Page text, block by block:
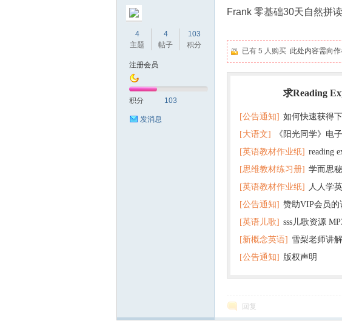
4
主题
4
帖子
103
积分
注册会员
积分 103
发消息
Frank 零基础30天自然拼
已有 5 人购买 此处内容需向
求Reading
[公告通知] 如何快速获得
[大语文]
《阳光同学》电
+英语
[英语教材作业纸] reading
+音频 百度云网盘下载
[思维教材练习册] 学而思
子版PDF全册 百度网盘
[英语教材作业纸] 人人学
版pdf 百度网盘下载
[公告通知] 赞助VIP会员的
[英语儿歌] sss儿歌资源
百度云网盘下载
[新概念英语] 雪梨老师讲
[公告通知] 版权声明
回复